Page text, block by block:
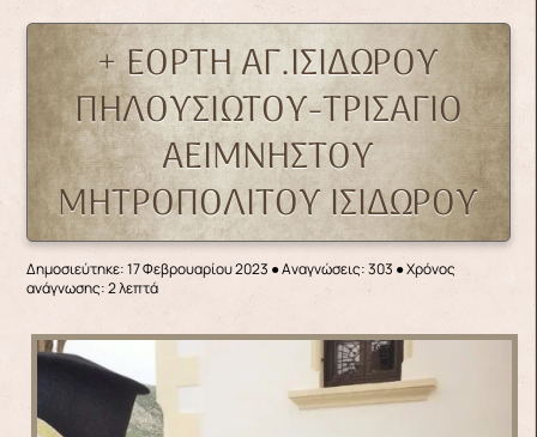
+ ΕΟΡΤΗ ΑΓ.ΙΣΙΔΩΡΟΥ
ΠΗΛΟΥΣΙΩΤΟΥ-ΤΡΙΣΑΓΙΟ
ΑΕΙΜΝΗΣΤΟΥ
ΜΗΤΡΟΠΟΛΙΤΟΥ ΙΣΙΔΩΡΟΥ
Δημοσιεύτηκε: 17 Φεβρουαρίου 2023 ●Αναγνώσεις: 303 ● Χρόνος
ανάγνωσης: 2 λεπτά